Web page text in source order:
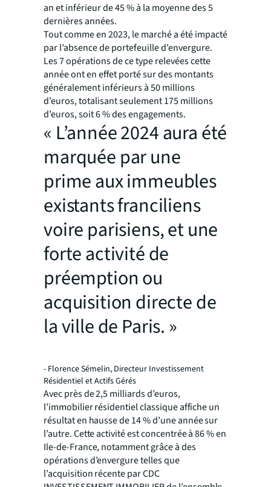
an et inférieur de 45 % à la moyenne des 5
dernières années.
Tout comme en 2023, le marché a été impacté
par l’absence de portefeuille d’envergure.
Les 7 opérations de ce type relevées cette
année ont en effet porté sur des montants
généralement inférieurs à 50 millions
d’euros, totalisant seulement 175 millions
d’euros, soit 6 % des engagements.
« L’année 2024 aura été
marquée par une
prime aux immeubles
existants franciliens
voire parisiens, et une
forte activité de
préemption ou
acquisition directe de
la ville de Paris. »
- Florence Sémelin, Directeur Investissement
Résidentiel et Actifs Gérés
Avec près de 2,5 milliards d’euros,
l’immobilier résidentiel classique affiche un
résultat en hausse de 14 % d’une année sur
l’autre. Cette activité est concentrée à 86 % en
Ile-de-France, notamment grâce à des
opérations d’envergure telles que
l’acquisition récente par CDC